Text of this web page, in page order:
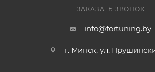
ЗАКАЗАТЬ ЗВОНОК
info@fortuning.by
г. Минск, ул.